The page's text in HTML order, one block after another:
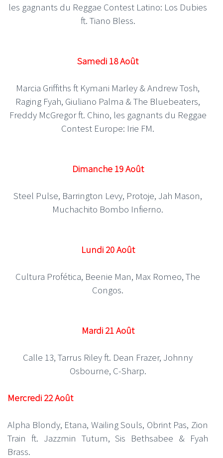
les gagnants du Reggae Contest Latino: Los Dubies
ft. Tiano Bless.
Samedi 18 Août
Marcia Griffiths ft Kymani Marley & Andrew Tosh,
Raging Fyah, Giuliano Palma & The Bluebeaters,
Freddy McGregor ft. Chino, les gagnants du Reggae
Contest Europe: Irie FM.
Dimanche 19 Août
Steel Pulse, Barrington Levy, Protoje, Jah Mason,
Muchachito Bombo Infierno.
Lundi 20 Août
Cultura Profética, Beenie Man, Max Romeo, The
Congos.
Mardi 21 Août
Calle 13, Tarrus Riley ft. Dean Frazer, Johnny
Osbourne, C-Sharp.
Mercredi 22 Août
Alpha Blondy, Etana, Wailing Souls, Obrint Pas, Zion
Train ft. Jazzmin Tutum, Sis Bethsabee & Fyah
Brass.